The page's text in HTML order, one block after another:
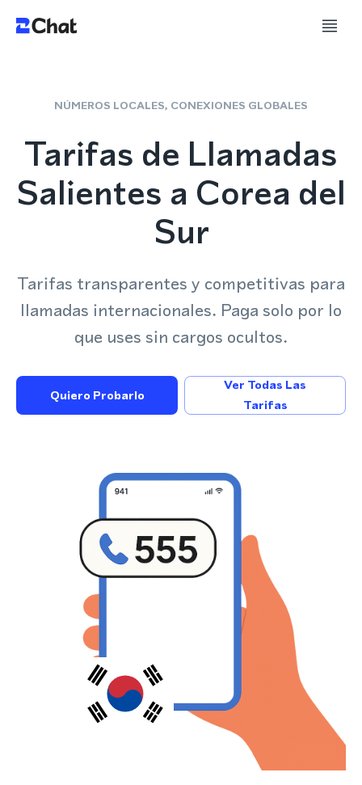
NÚMEROS LOCALES, CONEXIONES GLOBALES
Tarifas de Llamadas
Salientes a Corea del
Sur
Tarifas transparentes y competitivas para
llamadas internacionales. Paga solo por lo
que uses sin cargos ocultos.
Quiero Probarlo
Ver Todas Las
Tarifas